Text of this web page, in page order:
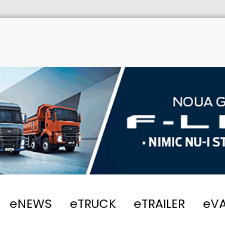
eNEWS eTRUCK eTRAILER
IVECO va furniza 100